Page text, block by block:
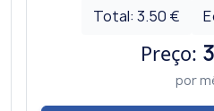
Total:3.50 €
Preço:
por